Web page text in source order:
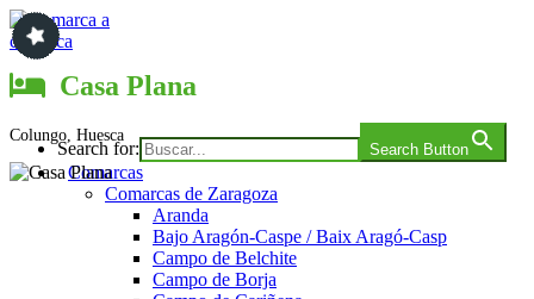
Saltar
al
contenido
Comarca a comarca
Search for: Search Button
Comarcas
Comarcas de Zaragoza
Aranda
Bajo Aragón-Caspe / Baix Aragó-Casp
Campo de Belchite
Campo de Borja
Casa Plana
Colungo, Huesca